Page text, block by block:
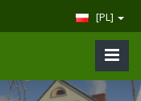
[PL]